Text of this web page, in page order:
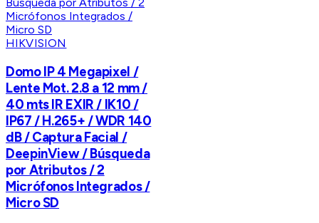
HIKVISION
Domo IP 4 Megapixel /
Lente Mot. 2.8 a 12 mm /
40 mts IR EXIR / IK10 /
IP67 / H.265+ / WDR 140
dB / Captura Facial /
DeepinView / Búsqueda
por Atributos / 2
Micrófonos Integrados /
Micro SD